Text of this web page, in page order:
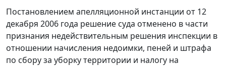
Постановлением апелляционной инстанции от 12
декабря 2006 года решение суда отменено в части
признания недействительным решения инспекции в
отношении начисления недоимки, пеней и штрафа
по сбору за уборку территории и налогу на